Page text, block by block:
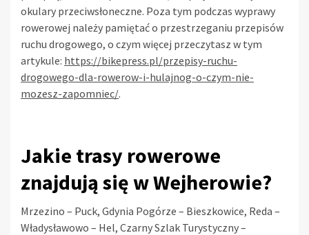
okulary przeciwsłoneczne. Poza tym podczas wyprawy
rowerowej należy pamiętać o przestrzeganiu przepisów
ruchu drogowego, o czym więcej przeczytasz w tym
artykule: https://bikepress.pl/przepisy-ruchu-
drogowego-dla-rowerow-i-hulajnog-o-czym-nie-
mozesz-zapomniec/.
Jakie trasy rowerowe
znajdują się w Wejherowie?
Mrzezino – Puck, Gdynia Pogórze – Bieszkowice, Reda –
Władysławowo – Hel, Czarny Szlak Turystyczny –